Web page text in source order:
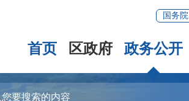
国务院
首页 区政府 政务公开